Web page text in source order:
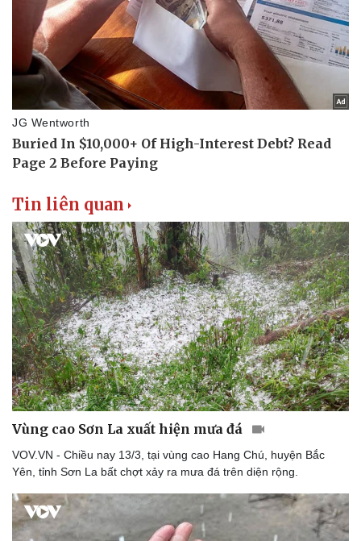
Tin liên quan
Vùng cao Sơn La xuất hiện mưa đá
VOV.VN - Chiều nay 13/3, tại vùng cao Hang Chú, huyện Bắc
Yên, tỉnh Sơn La bất chợt xảy ra mưa đá trên diện rộng.